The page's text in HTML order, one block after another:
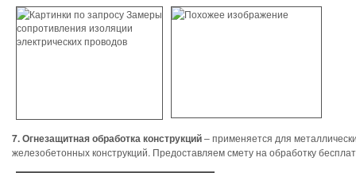
7. Огнезащитная обработка конструкций– применяется для
железобетонных конструкций. Предоставляем смету на обработку